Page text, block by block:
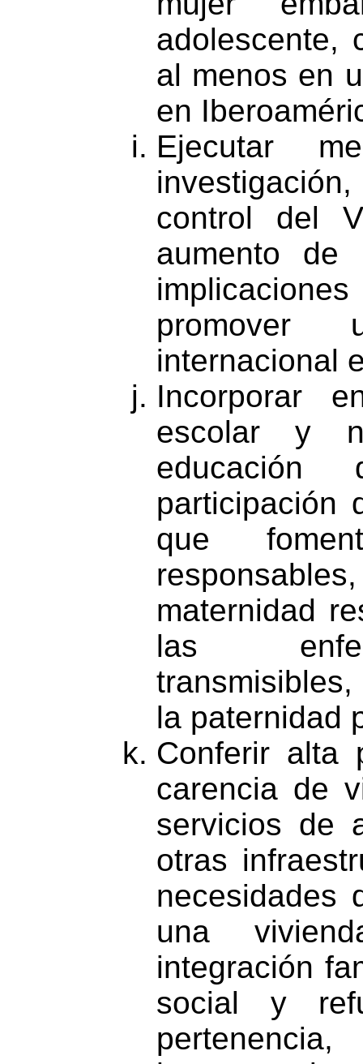
adolescente,
al menos en
en
Ejecutar
control del
aumento
promover
internacional
Incorporar
escolar y
participación
que
maternidad
las
la paternidad
Conferir alta
carencia de
servicios de
otras
necesidades
una
integración
social y